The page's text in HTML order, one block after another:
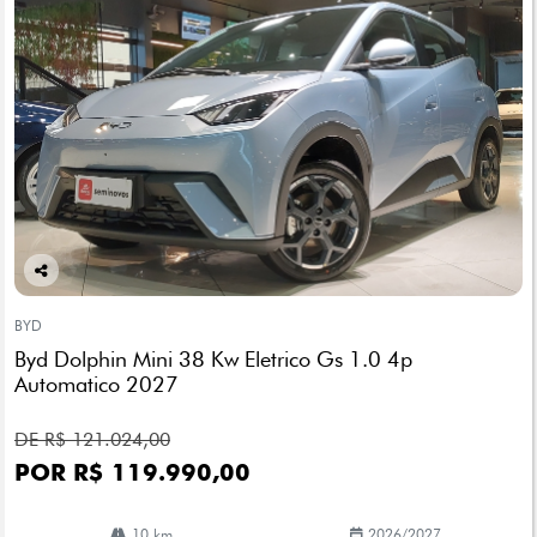
Co
arti
lhe
BYD
Byd Dolphin Mini 38 Kw Eletrico Gs 1.0 4p
Automatico 2027
DE R$ 121.024,00
POR R$ 119.990,00